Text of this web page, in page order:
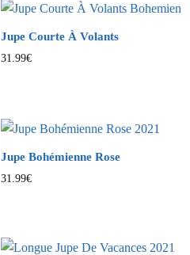
Jupe Courte À Volants
31.99€
Jupe Bohémienne Rose
31.99€